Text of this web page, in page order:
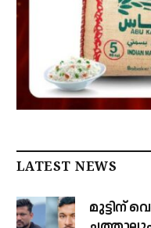
LATEST NEWS
മുട്ടിന്